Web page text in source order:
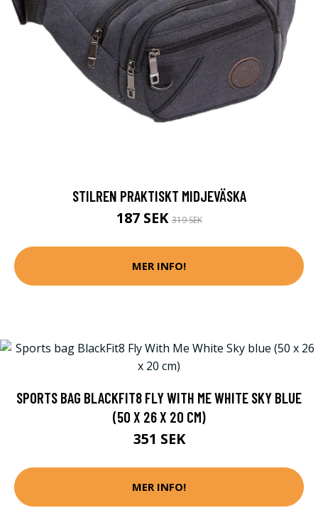
STILREN PRAKTISKT MIDJEVÄSKA
187 SEK319 SEK
MER INFO!
SPORTS BAG BLACKFIT8 FLY WITH ME WHITE SKY BLUE
(50 X 26 X 20 CM)
351 SEK
MER INFO!